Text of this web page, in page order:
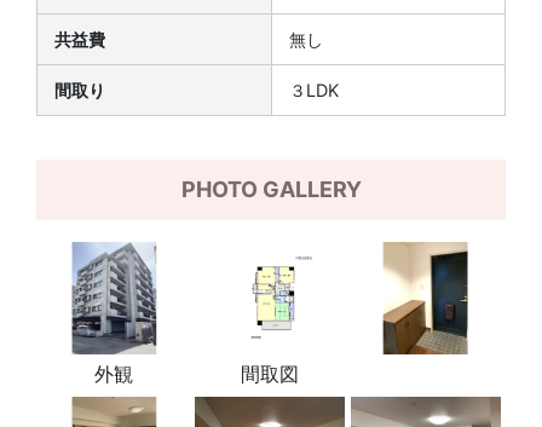
共益費 無し
間取り ３LDK
PHOTO GALLERY
外観 間取図